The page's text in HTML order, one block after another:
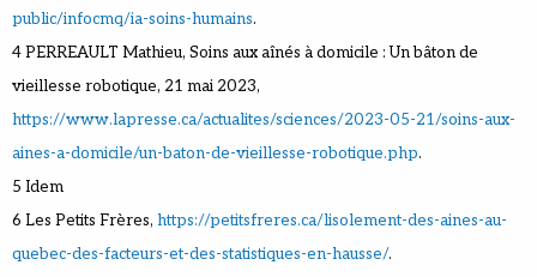
public/infocmq/ia-soins-humains.
4 PERREAULT Mathieu, Soins aux aînés à domicile : Un bâton de
vieillesse robotique, 21 mai 2023,
https://www.lapresse.ca/actualites/sciences/2023-05-21/soins-aux-
aines-a-domicile/un-baton-de-vieillesse-robotique.php.
5 Idem
6 Les Petits Frères, https://petitsfreres.ca/lisolement-des-aines-au-
quebec-des-facteurs-et-des-statistiques-en-hausse/.